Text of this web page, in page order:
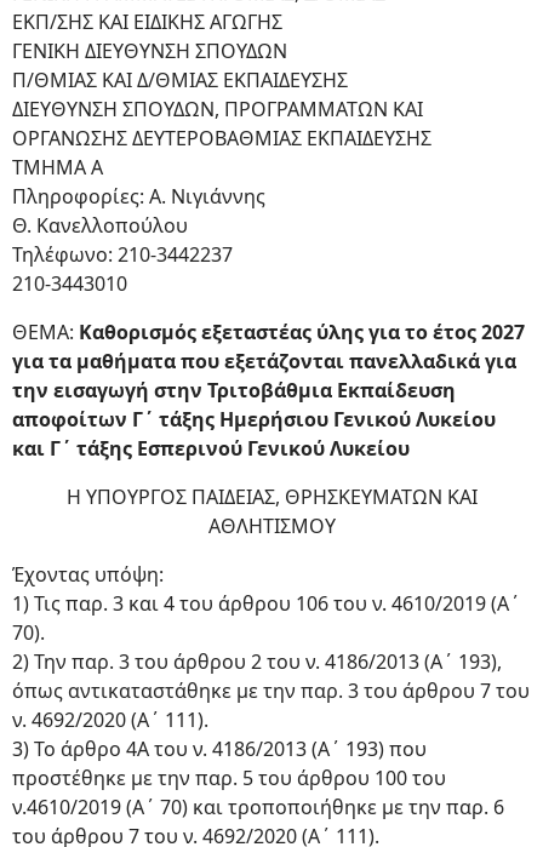
ΕΚΠ/ΣΗΣ ΚΑΙ ΕΙΔΙΚΗΣ ΑΓΩΓΗΣ
ΓΕΝΙΚΗ ΔΙΕΥΘΥΝΣΗ ΣΠΟΥΔΩΝ
Π/ΘΜΙΑΣ ΚΑΙ Δ/ΘΜΙΑΣ ΕΚΠΑΙΔΕΥΣΗΣ
ΔΙΕΥΘΥΝΣΗ ΣΠΟΥΔΩΝ, ΠΡΟΓΡΑΜΜΑΤΩΝ ΚΑΙ
ΟΡΓΑΝΩΣΗΣ ΔΕΥΤΕΡΟΒΑΘΜΙΑΣ ΕΚΠΑΙΔΕΥΣΗΣ
ΤΜΗΜΑ Α
Πληροφορίες: Α. Νιγιάννης
Θ. Κανελλοπούλου
Τηλέφωνο: 210-3442237
210-3443010
ΘΕΜΑ: Καθορισμός εξεταστέας ύλης για το έτος 2027
για τα μαθήματα που εξετάζονται πανελλαδικά για
την εισαγωγή στην Τριτοβάθμια Εκπαίδευση
αποφοίτων Γ΄ τάξης Ημερήσιου Γενικού Λυκείου
και Γ΄ τάξης Εσπερινού Γενικού Λυκείου
Η ΥΠΟΥΡΓΟΣ ΠΑΙΔΕΙΑΣ, ΘΡΗΣΚΕΥΜΑΤΩΝ ΚΑΙ
ΑΘΛΗΤΙΣΜΟΥ
Έχοντας υπόψη:
1) Τις παρ. 3 και 4 του άρθρου 106 του ν. 4610/2019 (Α΄
70).
2) Την παρ. 3 του άρθρου 2 του ν. 4186/2013 (Α΄ 193),
όπως αντικαταστάθηκε με την παρ. 3 του άρθρου 7 του
ν. 4692/2020 (Α΄ 111).
3) Το άρθρο 4Α του ν. 4186/2013 (Α΄ 193) που
προστέθηκε με την παρ. 5 του άρθρου 100 του
ν.4610/2019 (Α΄ 70) και τροποποιήθηκε με την παρ. 6
του άρθρου 7 του ν. 4692/2020 (Α΄ 111).